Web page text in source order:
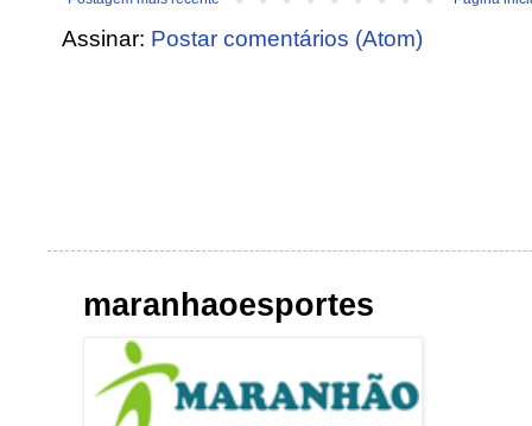
Assinar: Postar comentários (Atom)
maranhaoesportes